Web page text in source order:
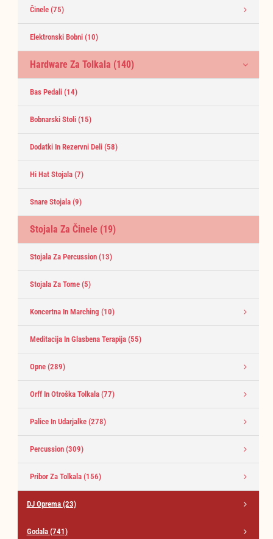
Činele (75)
Elektronski Bobni (10)
Hardware Za Tolkala (140)
Bas Pedali (14)
Bobnarski Stoli (15)
Dodatki In Rezervni Deli (58)
Hi Hat Stojala (7)
Snare Stojala (9)
Stojala Za Činele (19)
Stojala Za Percussion (13)
Stojala Za Tome (5)
Koncertna In Marching (10)
Meditacija In Glasbena Terapija (55)
Opne (289)
Orff In Otroška Tolkala (77)
Palice In Udarjalke (278)
Percussion (309)
Pribor Za Tolkala (156)
DJ Oprema (23)
Godala (741)